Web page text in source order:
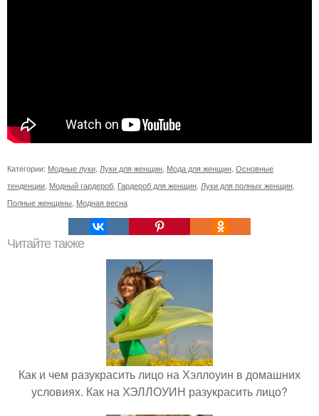
Категории: Модные луки Луки для женщин Мода для женщин Основные
тенденции Модный гардероб Гардероб для женщин Луки для полных женщин
Полные женщины Модная весна
Читайте также
Как и чем разукрасить лицо на Хэллоуин в домашних
условиях. Как на ХЭЛЛОУИН разукрасить лицо?